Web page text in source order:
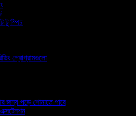
টু স্পিচ
প্রোগ্রামগুলো
জন্য পড়ে শোনাতে পারে